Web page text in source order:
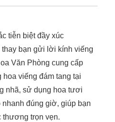
tiễn biệt đầy xúc
thay bạn gửi lời kính viếng
Văn Phòng cung cấp
hoa viếng đám tang tại
nhã, sử dụng hoa tươi
đúng giờ, giúp bạn
thương trọn vẹn.